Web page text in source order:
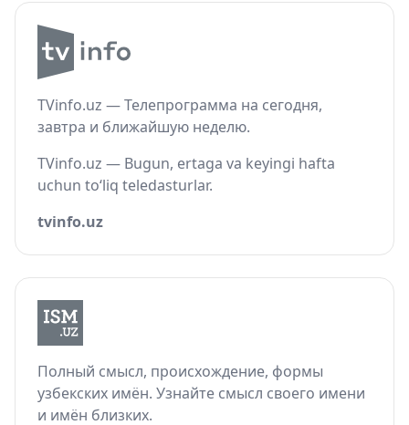
TVinfo.uz — Телепрограмма на сегодня,
завтра и ближайшую неделю.
TVinfo.uz — Bugun, ertaga va keyingi hafta
uchun to‘liq teledasturlar.
tvinfo.uz
Полный смысл, происхождение, формы
узбекских имён. Узнайте смысл своего имени
и имён близких.